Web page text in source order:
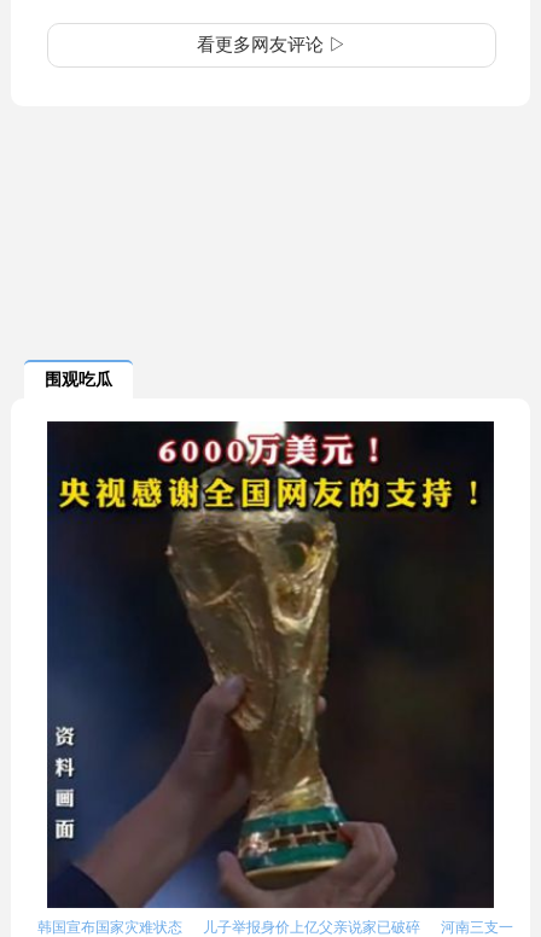
看更多网友评论 ▷
围观吃瓜
韩国宣布国家灾难状态 儿子举报身价上亿父亲说家已破碎
河南三支一